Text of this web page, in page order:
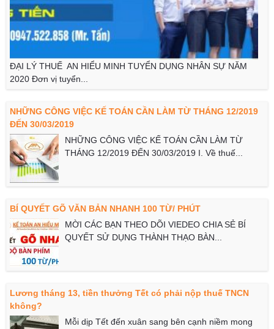
ĐẠI LÝ THUẾ AN HIỂU MINH TUYỂN DỤNG NHÂN SỰ NĂM
2020 Đơn vị tuyển...
NHỮNG CÔNG VIỆC KẾ TOÁN CẦN LÀM TỪ THÁNG 12/2019
ĐẾN 30/03/2019
NHỮNG CÔNG VIỆC KẾ TOÁN CẦN LÀM TỪ
THÁNG 12/2019 ĐẾN 30/03/2019 I. Về thuế...
BÍ QUYẾT GÕ VĂN BẢN NHANH 100 TỪ/ PHÚT
MỜI CÁC BẠN THEO DÕI VIEDEO CHIA SẺ BÍ
QUYẾT SỬ DỤNG THÀNH THẠO BÀN...
Lương tháng 13, tiền thưởng Tết có phải nộp thuế TNCN
không?​
Mỗi dịp Tết đến xuân sang bên cạnh niềm mong